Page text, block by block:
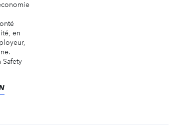
en
Safety